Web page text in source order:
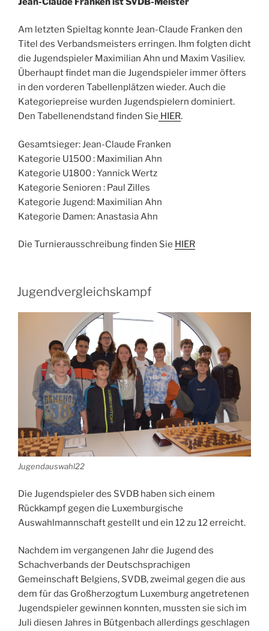
Am letzten Spieltag konnte Jean-Claude Franken den
Titel des Verbandsmeisters erringen. Ihm folgten dicht
die Jugendspieler Maximilian Ahn und Maxim Vasiliev.
Überhaupt findet man die Jugendspieler immer öfters
in den vorderen Tabellenplätzen wieder. Auch die
Kategoriepreise wurden Jugendspielern dominiert.
Den Tabellenendstand finden Sie HIER.
Gesamtsieger: Jean-Claude Franken
Kategorie U1500 : Maximilian Ahn
Kategorie U1800 : Yannick Wertz
Kategorie Senioren : Paul Zilles
Kategorie Jugend: Maximilian Ahn
Kategorie Damen: Anastasia Ahn
Die Turnierausschreibung finden Sie HIER
Jugendvergleichskampf
Jugendauswahl22
Die Jugendspieler des SVDB haben sich einem
Rückkampf gegen die Luxemburgische
Auswahlmannschaft gestellt und ein 12 zu 12 erreicht.
Nachdem im vergangenen Jahr die Jugend des
Schachverbands der Deutschsprachigen
Gemeinschaft Belgiens, SVDB, zweimal gegen die aus
dem für das Großherzogtum Luxemburg angetretenen
Jugendspieler gewinnen konnten, mussten sie sich im
Juli diesen Jahres in Bütgenbach allerdings geschlagen